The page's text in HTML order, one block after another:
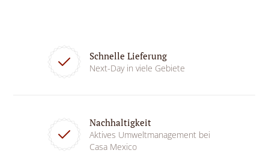
Schnelle Lieferung
Next-Day in viele Gebiete
Nachhaltigkeit
Aktives Umweltmanagement bei
Casa Mexico